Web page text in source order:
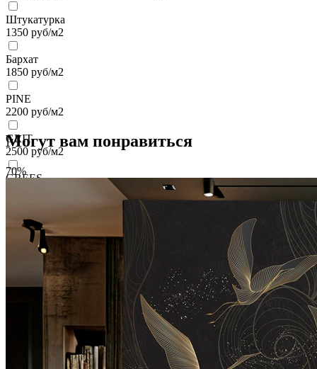
Штукатурка
1350 руб/м2
Бархат
1850 руб/м2
PINE
2200 руб/м2
GRIT
2500 руб/м2
GREES
VELOURS
2700руб/м2
VENTO
руб/м2
руб/м2
руб/м2
Могут вам понравиться
70%